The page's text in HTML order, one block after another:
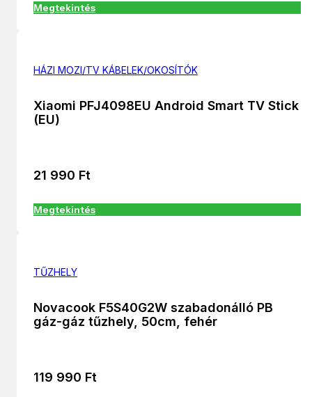
Megtekintés
HÁZI MOZI/TV KÁBELEK/OKOSÍTÓK
Xiaomi PFJ4098EU Android Smart TV Stick
(EU)
21 990 Ft
Megtekintés
TŰZHELY
Novacook F5S40G2W szabadonálló PB
gáz-gáz tűzhely, 50cm, fehér
119 990 Ft